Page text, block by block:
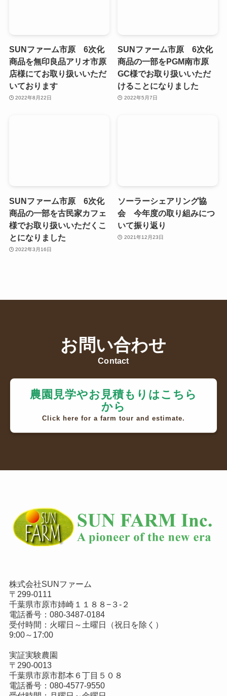
SUNファーム市原 6次化
商品を無印良品アリオ市原
店様にてお取り扱いいただ
いております
2022年8月22日
SUNファーム市原 6次化
商品の一部をPGM南市原
GC様でお取り扱いいただ
けることになりました
2022年5月7日
SUNファーム市原 6次化
商品の一部を古民家カフェ
様でお取り扱いいただくこ
とになりました
2022年3月16日
ソーラーシェアリング協
会 今年度の取り組みにつ
いて振り返り
2021年12月23日
お問い合わせ
Contact
農園見学やお見積もりはこちら
から
Click here for a farm tour and estimate.
株式会社SUNファーム
〒299-0111
千葉県市原市姉崎１１８８−３-２
電話番号： 080-3487-0184
受付時間：火曜日～土曜日（祝日を除く）
9:00～17:00
実証実験農園
〒290-0013
千葉県市原市郡本６丁目５０８
電話番号： 080-4577-9550